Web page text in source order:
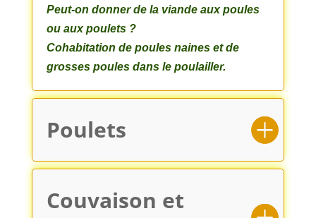
Peut-on donner de la viande aux poules
ou aux poulets ?
Cohabitation de poules naines et de
grosses poules dans le poulailler.
Poulets
Couvaison et